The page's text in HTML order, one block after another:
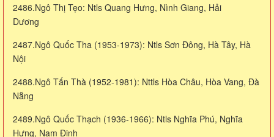
2486.Ngô Thị Tẹo: Ntls Quang Hưng, Nình Giang, Hải
Dương
2487.Ngô Quốc Tha (1953-1973): Ntls Sơn Đông, Hà Tây, Hà
Nội
2488.Ngô Tấn Thà (1952-1981): Nttls Hòa Châu, Hòa Vang, Đà
Nẵng
2489.Ngô Quốc Thạch (1936-1966): Ntls Nghĩa Phú, Nghĩa
Hưng, Nam Định